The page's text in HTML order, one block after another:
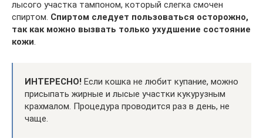
лысого участка тампоном, который слегка смочен
спиртом. Спиртом следует пользоваться осторожно,
так как можно вызвать только ухудшение состояние
кожи.
ИНТЕРЕСНО! Если кошка не любит купание, можно
присыпать жирные и лысые участки кукурузным
крахмалом. Процедура проводится раз в день, не
чаще.